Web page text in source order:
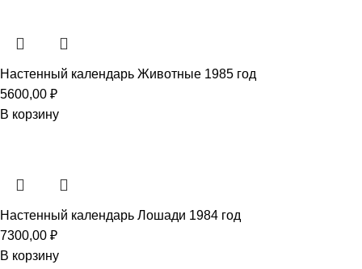
Настенный календарь Животные 1985 год
5600,00 ₽
В корзину
Настенный календарь Лошади 1984 год
7300,00 ₽
В корзину